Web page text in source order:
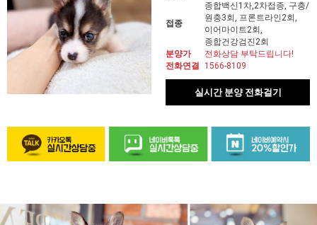
접종
종합백신1차,2차접종, 구충/
원충3회, 프론트라인2회,
이어마이트2회,
종합건강검진2회
분양가
전화상담 부탁드립니다!
전화연결
1566-8109
실시간 분양 전화걸기